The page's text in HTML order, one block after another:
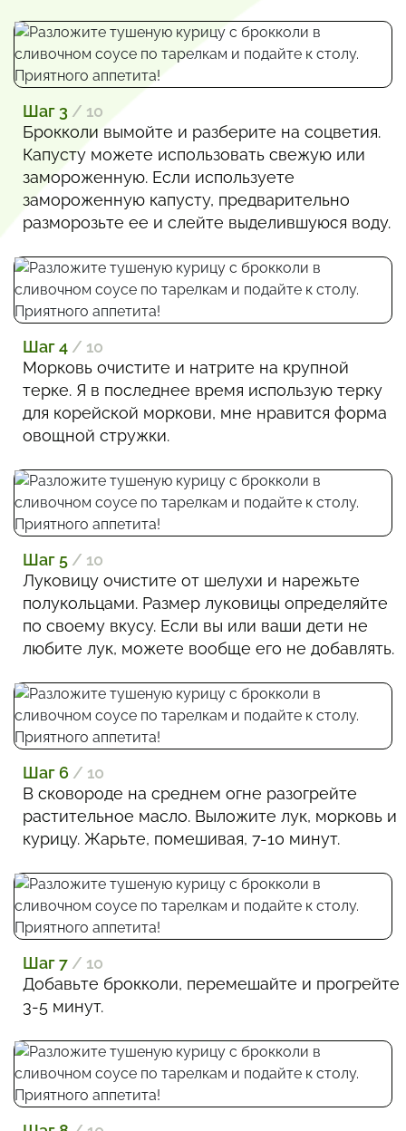
Шаг 3 / 10
Брокколи вымойте и разберите на соцветия.
Капусту можете использовать свежую или
замороженную. Если используете
замороженную капусту, предварительно
разморозьте ее и слейте выделившуюся воду.
Шаг 4 / 10
Морковь очистите и натрите на крупной
терке. Я в последнее время использую терку
для корейской моркови, мне нравится форма
овощной стружки.
Шаг 5 / 10
Луковицу очистите от шелухи и нарежьте
полукольцами. Размер луковицы определяйте
по своему вкусу. Если вы или ваши дети не
любите лук, можете вообще его не добавлять.
Шаг 6 / 10
В сковороде на среднем огне разогрейте
растительное масло. Выложите лук, морковь и
курицу. Жарьте, помешивая, 7-10 минут.
Шаг 7 / 10
Добавьте брокколи, перемешайте и прогрейте
3-5 минут.